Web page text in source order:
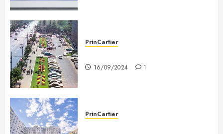
PrinCartier
16/09/2024 1
PrinCartier